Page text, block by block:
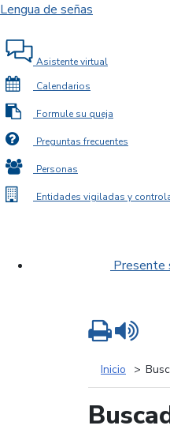
Lengua de señas
Asistente virtual
Calendarios
Formule su queja
Preguntas frecuentes
Personas
Entidades vigiladas y
Presente
Inicio
Imprimir